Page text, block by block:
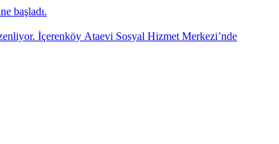
başladı.
İçerenköy Ataevi Sosyal Hizmet Merkezi’nde